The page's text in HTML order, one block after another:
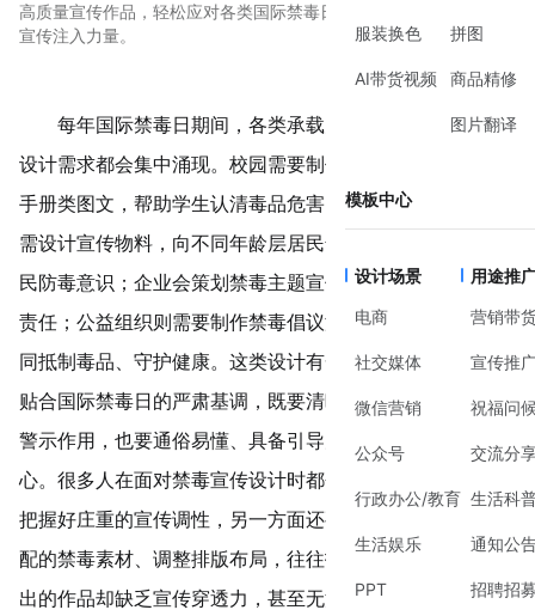
服装换色
AI带货视频
拼图
商品精修
图片翻译
模板中心
设计场景
电商
社交媒体
微信营销
公众号
行政办公/教育
生活娱乐
PPT
用途推
营销带
宣传推
祝福问
交流分
生活科
通知公
招聘招
高质量宣传作品，轻松应对各类国际禁毒日设计需求，为全民禁毒
宣传注入力量。
每年国际禁毒日期间，各类承载防毒、拒毒宣传使命的
设计需求都会集中涌现。校园需要制作禁毒科普海报、教育
手册类图文，帮助学生认清毒品危害、掌握防毒技巧；社区
需设计宣传物料，向不同年龄层居民普及禁毒知识，提升全
民防毒意识；企业会策划禁毒主题宣传内容，彰显企业社会
责任；公益组织则需要制作禁毒倡议海报，呼吁社会各界共
同抵制毒品、守护健康。这类设计有一个核心准则——必须
贴合国际禁毒日的严肃基调，既要清晰传递禁毒知识、起到
警示作用，也要通俗易懂、具备引导力，让禁毒理念深入人
心。很多人在面对禁毒宣传设计时都会感到棘手，一方面要
把握好庄重的宣传调性，另一方面还要花费大量时间寻找适
配的禁毒素材、调整排版布局，往往投入不少精力，最终做
出的作品却缺乏宣传穿透力，甚至无法准确传递禁毒核心理